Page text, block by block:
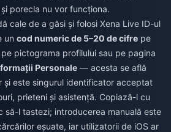
porecla nu vor funcționa.
cale de a găsi și folosi Xena Live ID-ul
un cod numeric de 5–20 de cifre pe
pictograma profilului sau pe pagina
Personale — acesta se află
și este singurul identificator acceptat
prieteni și asistență. Copiază-l cu
să-l tastezi; introducerea manuală este
eșuate, iar utilizatorii de iOS ar